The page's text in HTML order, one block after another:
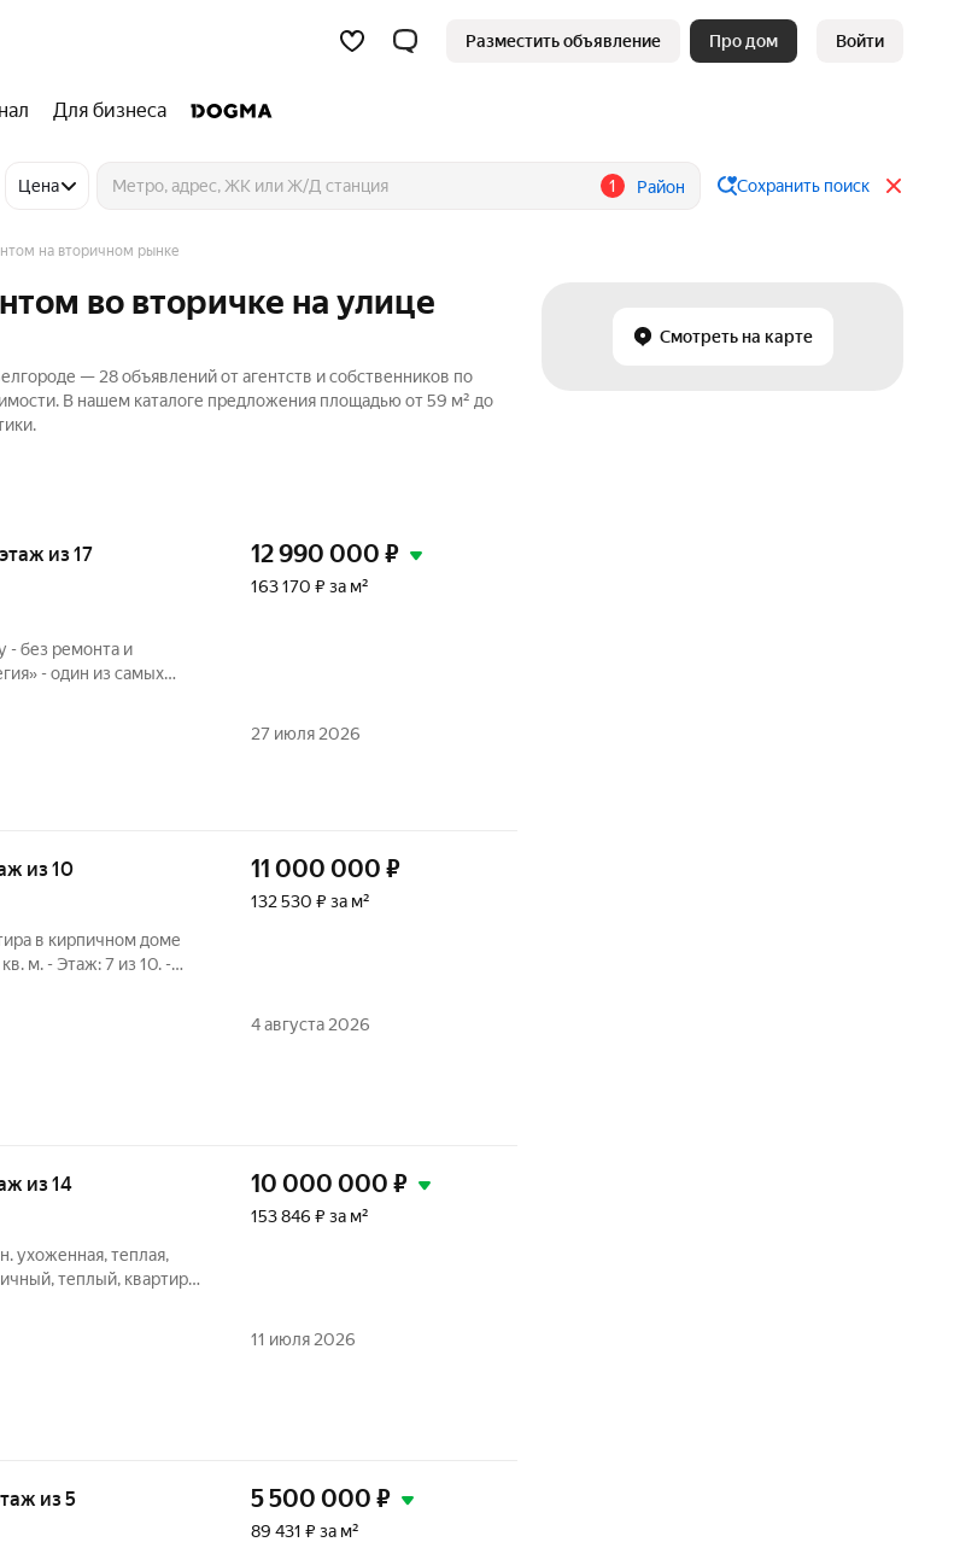
Разместить объявление Про дом Войти
Для бизнеса
Цена 1 Район Сохранить поиск
Смотреть на карте
на вторичном рынке
во вторичке на улице
— 28 объявлений от агентств и собственников по
В нашем каталоге предложения площадью от 59 м² до
из 17
- без ремонта и
- один из самых
отдыха и видом на
12 990 000 ₽
163 170 ₽ за м²
27 июля 2026
из 10
в кирпичном доме
м. - Этаж: 7 из 10. -
жизни
11 000 000 ₽
132 530 ₽ за м²
4 августа 2026
из 14
ухоженная, теплaя,
теплый, квартирa
краcивый
10 000 000 ₽
153 846 ₽ за м²
11 июля 2026
из 5 5 500 000 ₽
89 431 ₽ за м²